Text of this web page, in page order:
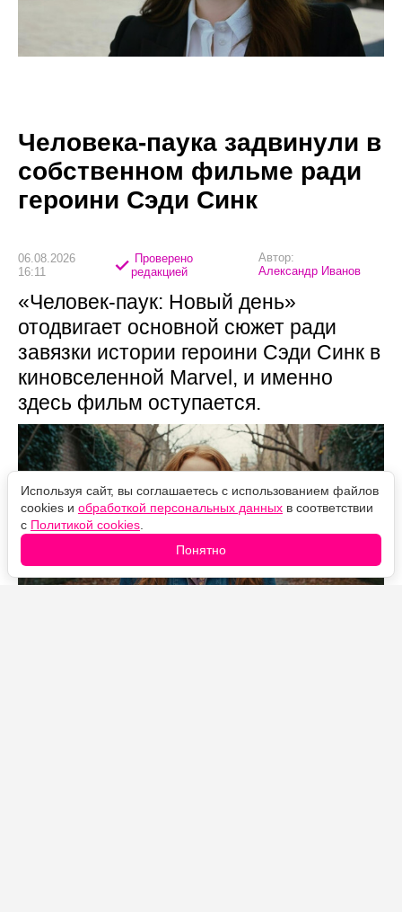
Человека-паука задвинули в
собственном фильме ради
героини Сэди Синк
06.08.2026
16:11
Проверено
редакцией
Автор:
Александр Иванов
«Человек-паук: Новый день»
отодвигает основной сюжет ради
завязки истории героини Сэди Синк в
киновселенной Marvel, и именно
здесь фильм оступается.
Используя сайт, вы соглашаетесь с использованием файлов
cookies и обработкой персональных данных в соответствии
с Политикой cookies
Понятно